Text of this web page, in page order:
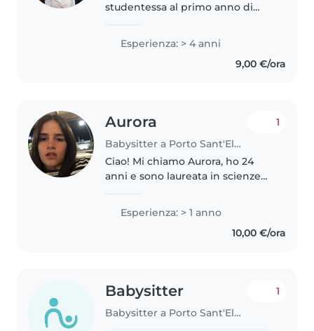
studentessa al primo anno di
occupata di bambini di 3,6 e 8
anni per più di un anno. Sono
disponibile per aiuto compiti,
Esperienza: > 4 anni
9,00 €/ora
Aurora
Babysitter a Porto Sant'Elpidio
1
Ciao! Mi chiamo Aurora, ho 24
anni e sono laureata in scienze
proseguo gli studi con la
magistrale in scienze
pedagogiche. Ho lavorato come
Esperienza: > 1 anno
10,00 €/ora
Babysitter
Babysitter a Porto Sant'Elpidio
1